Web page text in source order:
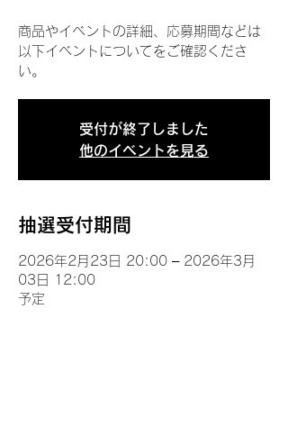
商品やイベントの詳細、応募期間などは
以下イベントについてをご確認くださ
い。
受付が終了しました
他のイベントを見る
抽選受付期間
2026年2月23日 20:00 – 2026年3月
03日 12:00
予定